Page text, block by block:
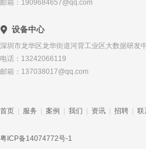
邮箱：1909684657@qq.com
设备中心
深圳市龙华区龙华街道河背工业区大数据研发
电话：13242066119
邮箱：137038017@qq.com
首页 | 服务 | 案例 | 我们 | 资讯 | 招聘 | 联
粤ICP备14074772号-1